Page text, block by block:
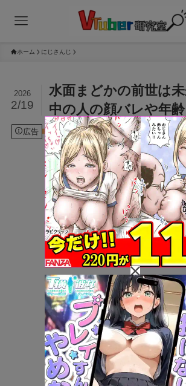
ホーム にじさんじ
水面まどかの前世は未
中の人の顔バレや年
2026
2/19
広告 にじさんじ 2026年2月19日